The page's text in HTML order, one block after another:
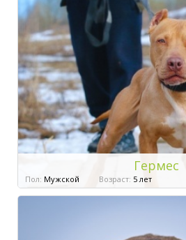
Гермес
Пол: Мужской Возраст: 5 лет